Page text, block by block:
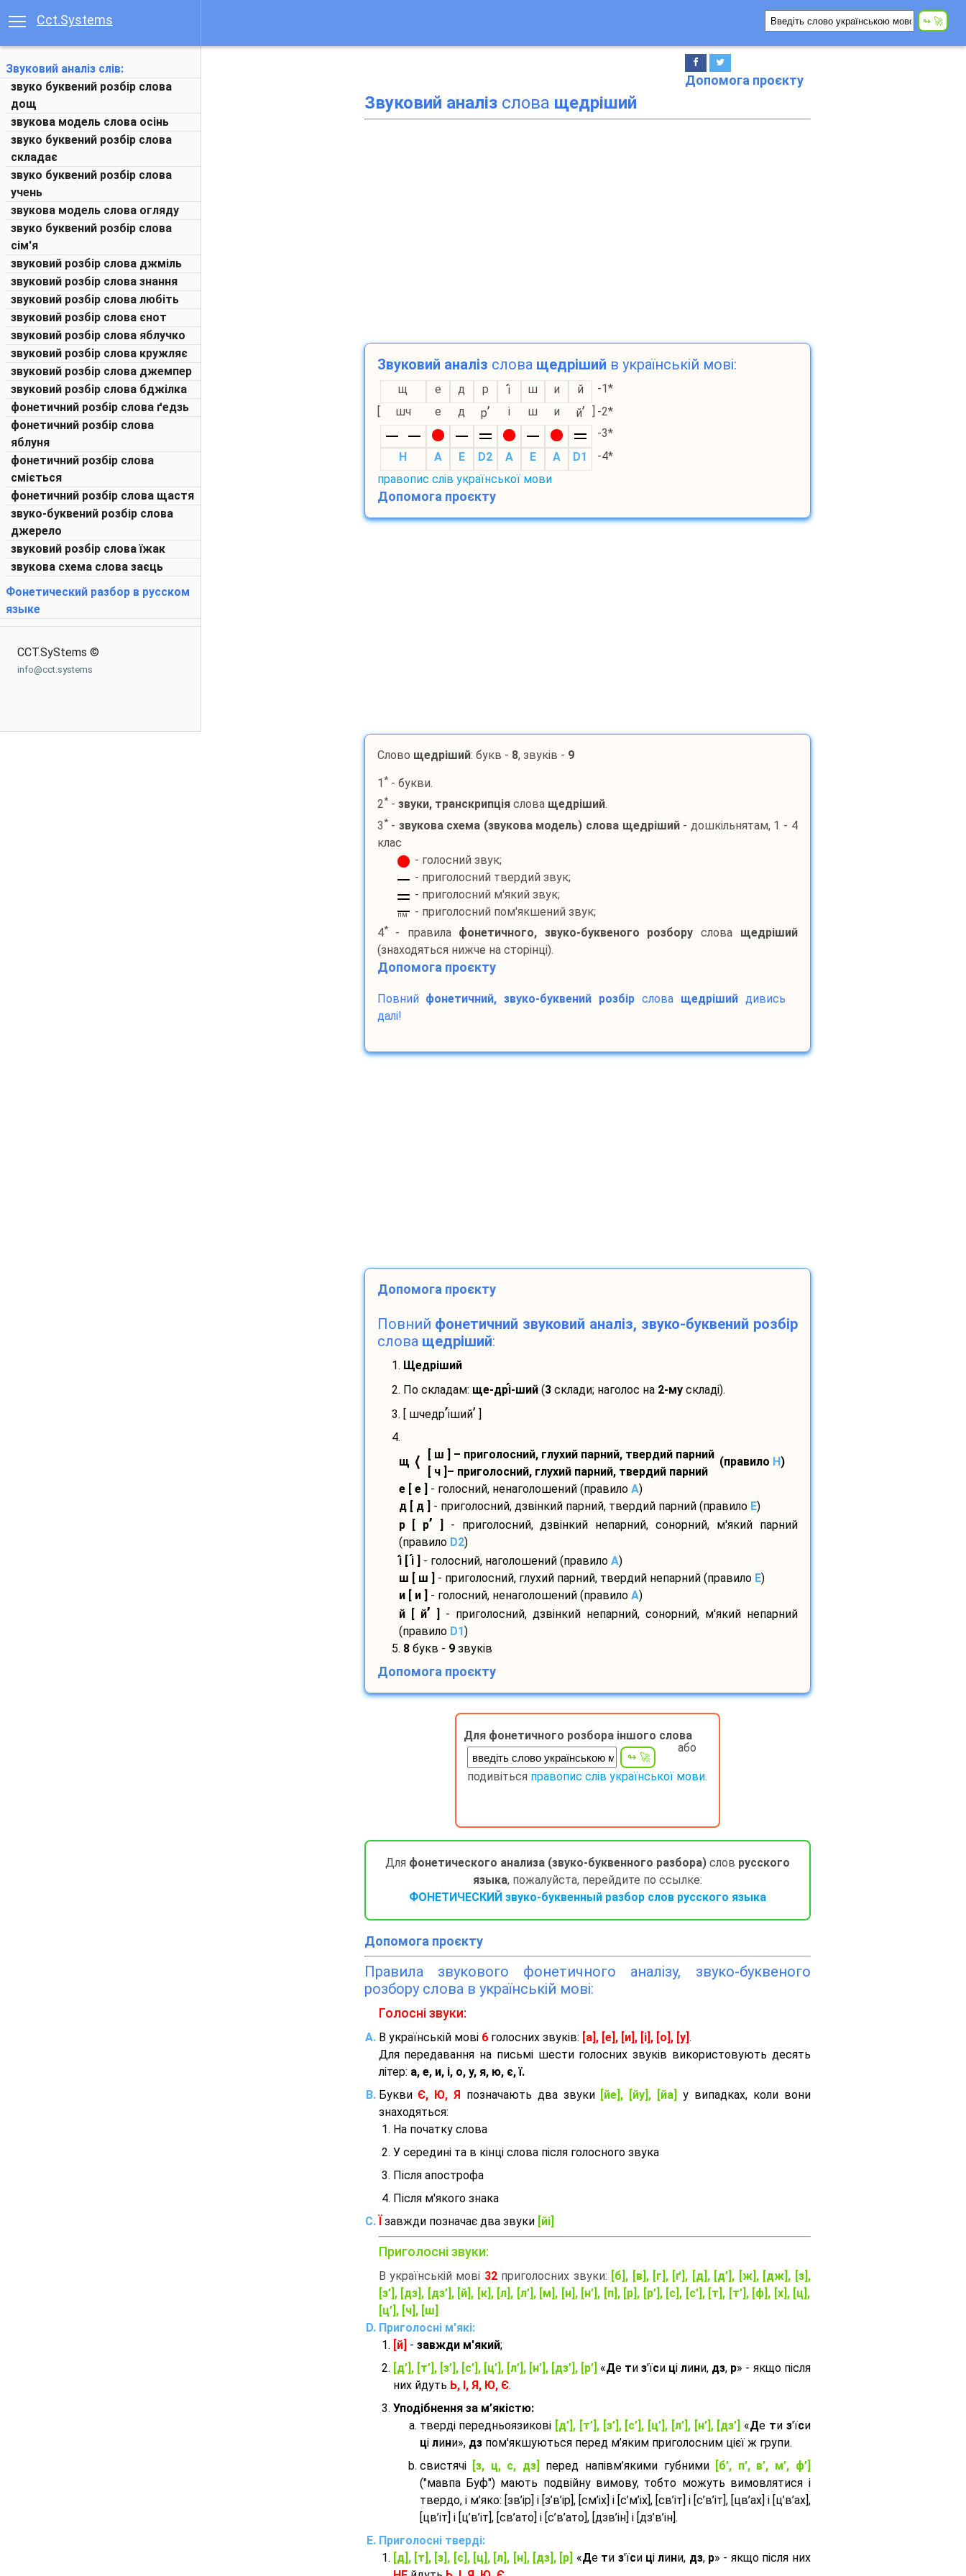
Cct.Systems
Звуковий аналіз слів:
звуко буквений розбір слова
дощ
звукова модель слова осінь
звуко буквений розбір слова
складає
звуко буквений розбір слова
учень
звукова модель слова огляду
звуко буквений розбір слова
сім'я
звуковий розбір слова джміль
звуковий розбір слова знання
звуковий розбір слова любіть
звуковий розбір слова єнот
звуковий розбір слова яблучко
звуковий розбір слова кружляє
звуковий розбір слова джемпер
звуковий розбір слова бджілка
фонетичний розбір слова ґедзь
фонетичний розбір слова
яблуня
фонетичний розбір слова
сміється
фонетичний розбір слова щастя
звуко-буквений розбір слова
джерело
звуковий розбір слова їжак
звукова схема слова заєць
Фонетический разбор в русском
языке
CCT.SyStems ©
info@cct.systems
Допомога проєкту
Звуковий аналізслова щедріший
Звуковий аналіз слова щедріший в українській мові:
щ е д р і ш и й
-1*
[
шч е д р’ і ш и й’ ] -2*
-3*
H
A E D2 A E A D1
-4*
правопис слів української мови
Допомога проєкту
Слово щедріший: букв - 8, звуків - 9
1 *- букви.
2*- звуки, транскрипціяслова щедріший.
3*- звукова схема (звукова модель) слова щедріший- дошкільнятам, 1 - 4
клас
- голосний звук;
- приголосний твердий звук;
- приголосний м'який звук;
пм
- приголосний пом'якшений звук;
4*- правила фонетичного, звуко-буквеного розбору слова щедріший
(знаходяться нижче на сторінці).
Допомога проєкту
Повний фонетичний, звуко-буквений розбір слова щедрішийдивись
далі!
Допомога проєкту
Повний фонетичний звуковий аналіз, звуко-буквений розбір
слова щедріший:
1. Щедріший
2. По складам: ще-дрі-ший(3склади; наголос на 2-мускладі).
3. [ шчедр’іший’
4.
щ ⟨
[ ш ] – приголосний, глухий парний, твердий парний
[ ч ]– приголосний, глухий парний, твердий парний
(правило H)
е [ е ]
- голосний, ненаголошений (правило A)
д [ д ]
- приголосний, дзвінкий парний, твердий парний (правило E)
р [ р’
- приголосний, дзвінкий непарний, сонорний, м'який парний
(правило D2)
і[ і] - голосний, наголошений (правило A)
ш [ ш ]
- приголосний, глухий парний, твердий непарний (правило E)
и [ и ]
- голосний, ненаголошений (правило A)
й [ й’
- приголосний, дзвінкий непарний, сонорний, м'який непарний
(правило D1)
5. 8букв - 9звуків
Допомога проєкту
Для фонетичного розбора іншого слова
або
подивіться правопис слів української мови.
Для фонетического анализа (звуко-буквенного разбора)слов русского
языка, пожалуйста, перейдите по ссылке:
ФОНЕТИЧЕСКИЙ звуко-буквенный разбор слов русского языка
Допомога проєкту
Правила звукового фонетичного аналізу, звуко-буквеного
розбору слова в українській мові:
Голосні звуки:
В українській мові 6голосних звуків: [а], [е], [и], [і], [о], [у] .
Для передавання на письмі шести голосних звуків використовують десять
літер: а, е, и, і, о, у, я, ю, є, ї.
Букви Є, Ю, Я позначають два звуки [йе], [йу], [йа]
у випадках, коли вони
знаходяться:
На початку слова
У середині та в кінці слова після голосного звука
Після апострофа
Після м'якого знака
завжди позначає два звуки [йі]
Приголосні звуки:
В українській мові 32приголосних звуки:
[б], [в], [г], [ґ], [д], [д’], [ж], [дж], [з],
[з’], [дз], [дз’], [й], [к], [л], [л’], [м], [н], [н’], [п], [р], [р’], [с], [с’], [т], [т’], [ф], [х], [ц],
[ц’], [ч], [ш]
Приголосні м'які:
[й] - завжди м'який;
[д’], [т’], [з’], [с’], [ц’], [л’], [н’], [дз’], [р’] «Де тиз'їси цілини, дз, р» - якщо після
них йдуть Ь, І, Я, Ю, Є.
Уподібнення за м’якістю:
тверді передньоязикові [д’], [т’], [з’], [с’], [ц’], [л’], [н’], [дз’] «Де ти з'їси
ці лини», дзпом'якшуються перед м’яким приголосним цієї ж групи.
cвистячі
[з, ц, с, дз] перед напівм’якими губними
[б’, п’, в’, м’, ф’]
("мавпа Буф") мають подвійну вимову, тобто можуть вимовлятися і
твердо, і м’яко: [зв’ір] і [з’в’ір], [см’іх] і [с’м’іх], [св’іт] і [с’в’іт], [цв’ах] і [ц’в’ах],
[цв’іт] і [ц’в’іт], [св’ато] і [с’в’ато], [дзв’iн] і [дз’в’iн].
Приголосні тверді:
[д], [т], [з], [с], [ц], [л], [н], [дз], [р] «Де ти з'їси цілини, дз, р» - якщо після них